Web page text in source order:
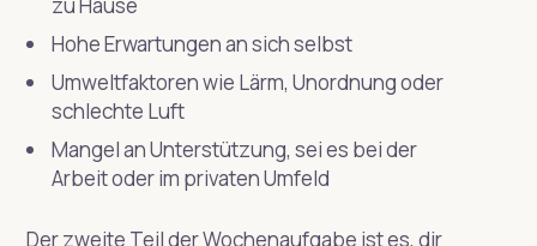
Hohe Erwartungen an sich selbst
Umweltfaktoren wie Lärm, Unordnung oder
schlechte Luft
Mangel an Unterstützung, sei es bei der
Arbeit oder im privaten Umfeld
Der zweite Teil der Wochenaufgabe ist es, dir